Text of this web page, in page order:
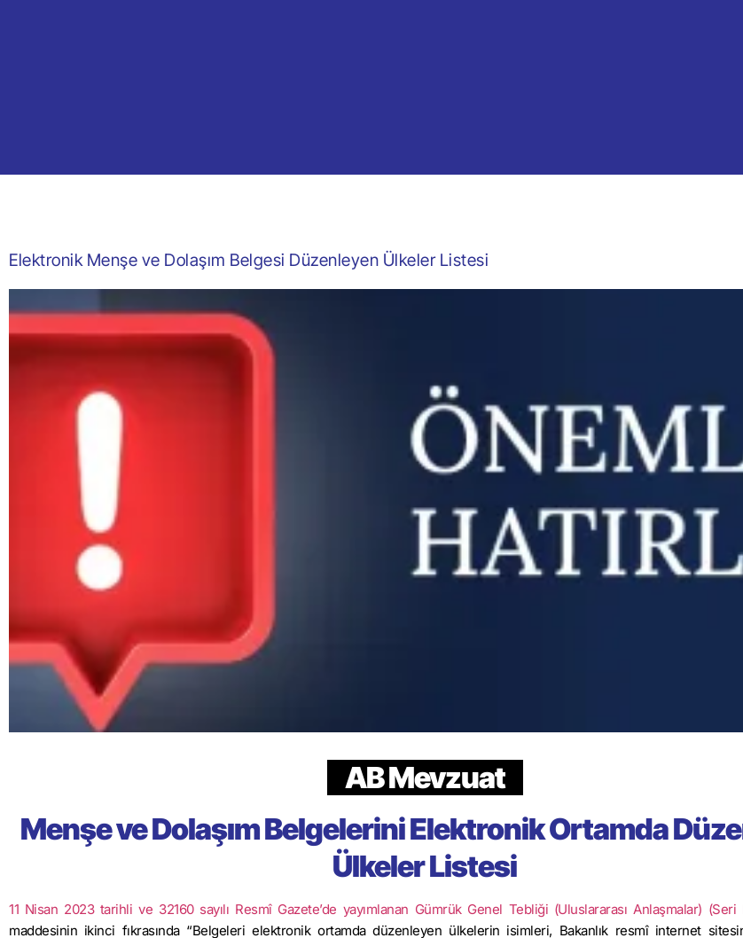
Elektronik Menşe ve Dolaşım Belgesi Düzenleyen Ülkeler Listesi
AB Mevzuat
Menşe ve Dolaşım Belgelerini Elektronik Ortamda
Ülkeler Listesi
11 Nisan 2023 tarihli ve 32160 sayılı Resmî Gazete’de yayımlanan Gümrük Genel Tebliği (Uluslararası Anlaşmalar) (Seri
maddesinin ikinci fıkrasında “Belgeleri elektronik ortamda düzenleyen ülkelerin isimleri, Bakanlık resmî internet